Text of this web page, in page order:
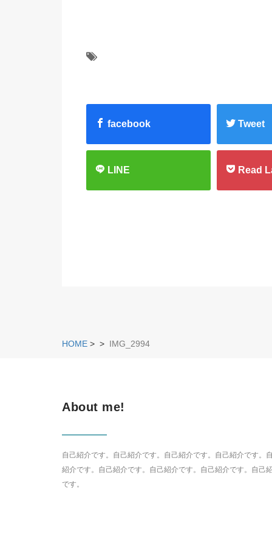
facebook Tweet
LINE Read
HOME > > IMG_2994
About me!
自己紹介です。自己紹介です。自己紹介です。自己紹介です。
紹介です。自己紹介です。自己紹介です。自己紹介です。自己
です。